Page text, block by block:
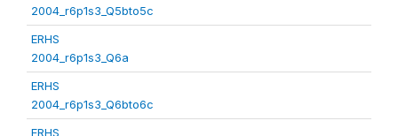
2004_r6p1s3_Q5bto5c
ERHS
2004_r6p1s3_Q6a
ERHS
2004_r6p1s3_Q6bto6c
ERHS